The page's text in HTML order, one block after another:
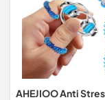
AHEJIOO Anti